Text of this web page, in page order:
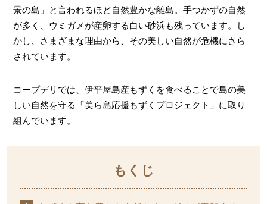
景の島」と言われるほど自然豊かな離島。手つかずの自然
が多く、ウミガメが産卵する白い砂浜も残っています。し
かし、さまざまな理由から、その美しい自然が危機にさら
されています。
コープデリでは、伊平屋島産もずくを食べることで島の美
しい自然を守る「美ら島応援もずくプロジェクト」に取り
組んでいます。